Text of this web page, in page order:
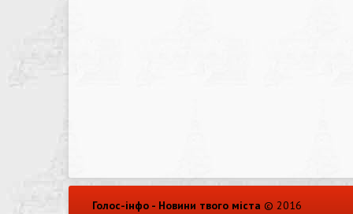
Голос-інфо - Новини твого міста © 2016